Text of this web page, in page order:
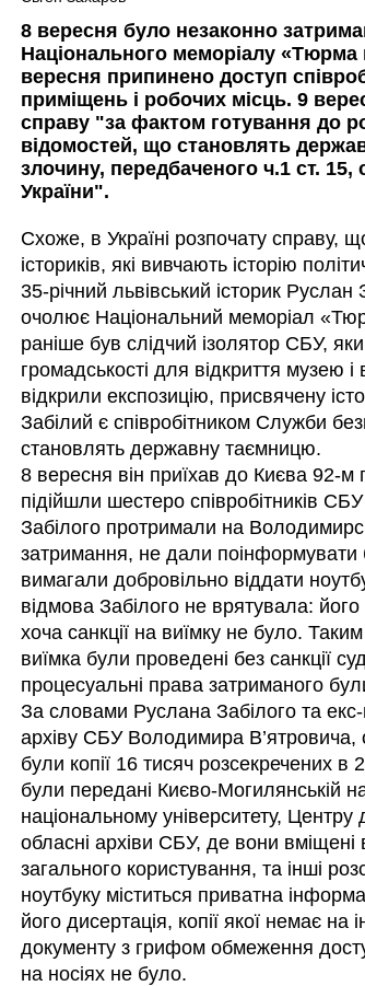
8 вересня було незаконно
Національного меморіалу «Тюрма
вересня припинено доступ
приміщень і робочих місць. 9
справу "за фактом готування до
відомостей, що становлять
злочину, передбаченого ч.1 ст. 15,
України".
Схоже, в Україні розпочату справу,
істориків, які вивчають історію
35-річний львівський історик
очолює Національний меморіал
раніше був слідчий ізолятор СБУ,
громадськості для відкриття музею
відкрили експозицію, присвячену
Забілий є співробітником Служби
становлять державну таємницю.
8 вересня він приїхав до Києва 92-
підійшли шестеро співробітників
Забілого протримали на
затримання, не дали поінформувати
вимагали добровільно віддати
відмова Забілого не врятувала:
хоча санкції на виїмку не було.
виїмка були проведені без санкції
процесуальні права затриманого
За словами Руслана Забілого та
архіву СБУ Володимира
були копії 16 тисяч розсекречених в
були передані Києво-Могилянській
національному університету, Центру
обласні архіви СБУ, де вони
загального користування, та інші
ноутбуку міститься приватна
його дисертація, копії якої немає
документу з грифом обмеження
на носіях не було.